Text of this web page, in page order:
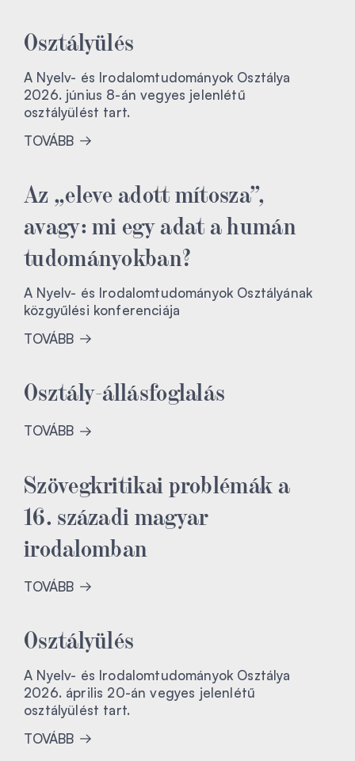
Osztályülés
A Nyelv- és Irodalomtudományok Osztálya
2026. június 8-án vegyes jelenlétű
osztályülést tart.
TOVÁBB
Az „eleve adott mítosza”,
avagy: mi egy adat a humán
tudományokban?
A Nyelv- és Irodalomtudományok Osztályának
közgyűlési konferenciája
TOVÁBB
Osztály-állásfoglalás
TOVÁBB
Szövegkritikai problémák a
16. századi magyar
irodalomban
TOVÁBB
Osztályülés
A Nyelv- és Irodalomtudományok Osztálya
2026. április 20-án vegyes jelenlétű
osztályülést tart.
TOVÁBB